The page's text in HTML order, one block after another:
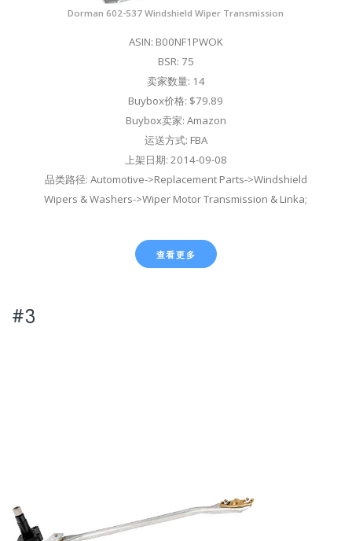
Dorman 602-537 Windshield Wiper Transmission
ASIN: B00NF1PWOK
BSR: 75
卖家数量: 14
Buybox价格: $79.89
Buybox卖家: Amazon
运送方式: FBA
上架日期: 2014-09-08
品类路径: Automotive->Replacement Parts->Windshield
Wipers & Washers->Wiper Motor Transmission & Linka;
查看更多
#3